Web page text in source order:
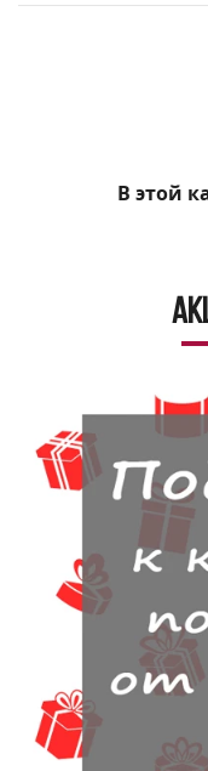
В этой